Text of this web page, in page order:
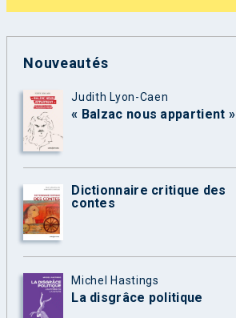
Nouveautés
Judith Lyon-Caen
« Balzac nous appartient »
Dictionnaire critique des
contes
Michel Hastings
La disgrâce politique